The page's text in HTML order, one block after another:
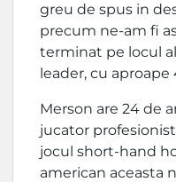
greu de spus in
precum ne-am fi
terminat pe locul
leader, cu
Merson are 24 de
jucator
jocul short-hand
american aceasta